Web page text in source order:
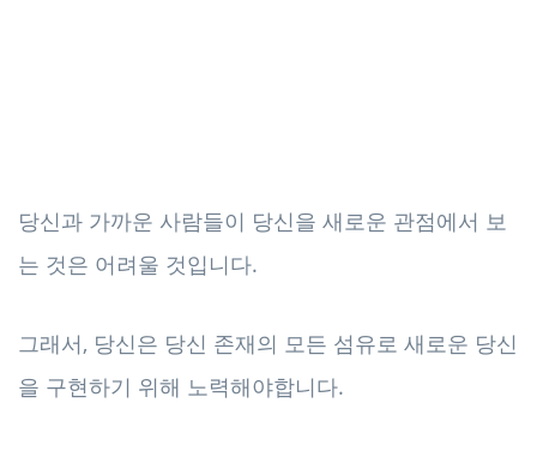
당신과 가까운 사람들이 당신을 새로운 관점에서 보
는 것은 어려울 것입니다.
그래서, 당신은 당신 존재의 모든 섬유로 새로운 당신
을 구현하기 위해 노력해야합니다.